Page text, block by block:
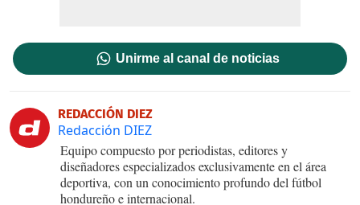
Unirme al canal de noticias
REDACCIÓN DIEZ
Redacción DIEZ
Equipo compuesto por periodistas, editores y
diseñadores especializados exclusivamente en el área
deportiva, con un conocimiento profundo del fútbol
hondureño e internacional.